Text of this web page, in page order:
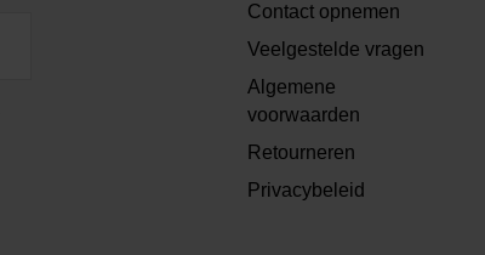
Contact opnemen
Veelgestelde vragen
Algemene
voorwaarden
Retourneren
Privacybeleid